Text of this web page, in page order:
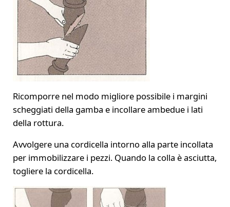
Ricomporre nel modo migliore possibile i margini
scheggiati della gamba e incollare ambedue i lati
della rottura.
Avvolgere una cordicella intorno alla parte incollata
per immobilizzare i pezzi. Quando la colla è asciutta,
togliere la cordicella.